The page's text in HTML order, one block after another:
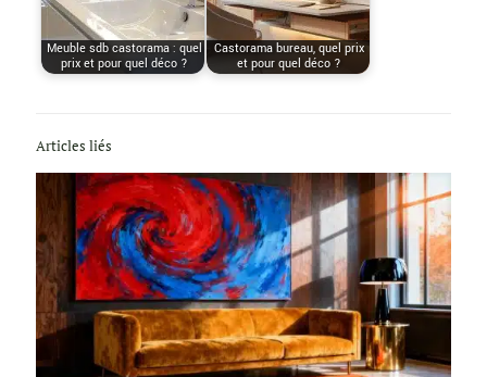
Meuble sdb castorama : quel
prix et pour quel déco ?
Castorama bureau, quel prix
et pour quel déco ?
Articles liés